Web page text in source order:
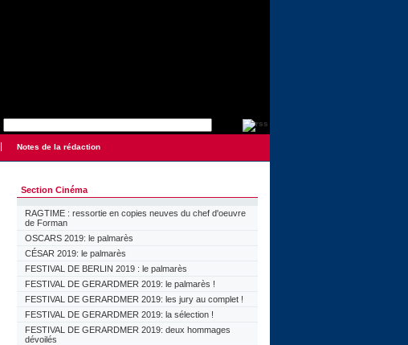
Notes de la rédaction
Section Cinéma
RAGTIME : ressortie en copies neuves du chef d'oeuvre
de Forman
OSCARS 2019: le palmarès
CÉSAR 2019: le palmarès
FESTIVAL DE BERLIN 2019 : le palmarès
FESTIVAL DE GERARDMER 2019: le palmarès !
FESTIVAL DE GERARDMER 2019: les jury au complet !
FESTIVAL DE GERARDMER 2019: la sélection !
FESTIVAL DE GERARDMER 2019: deux hommages
dévoilés